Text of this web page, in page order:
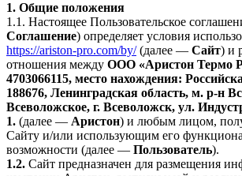
1. Общие положения
1.1. Настоящее Пользовательское
Соглашение) определяет условия
https://ariston-pro.com/by/(далее — Сайт) и
отношения между ООО «Аристон Термо
4703066115, место нахождения:
188676, Ленинградская область, м. р-н
Всеволожское, г. Всеволожск, ул.
1. (далее — Аристон) и любым лицом,
Сайту и/или использующим его
возможности (далее — Пользователь).
1.2. Сайт предназначен для размещения